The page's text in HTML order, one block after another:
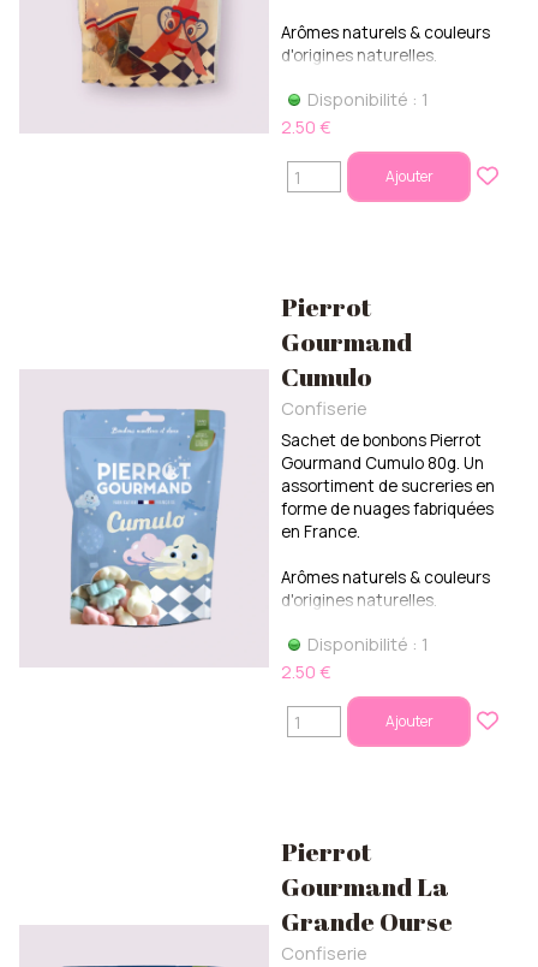
Arômes naturels & couleurs
d'origines naturelles.
Disponibilité : 1
2.50 €
Ajouter
Pierrot
Gourmand
Cumulo
Confiserie
Sachet de bonbons Pierrot
Gourmand Cumulo 80g. Un
assortiment de sucreries en
forme de nuages fabriquées
en France.
Arômes naturels & couleurs
d'origines naturelles.
Disponibilité : 1
2.50 €
Ajouter
Pierrot
Gourmand La
Grande Ourse
Confiserie